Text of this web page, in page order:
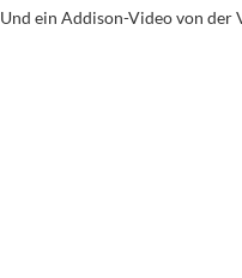
Und ein Addison-Video von der